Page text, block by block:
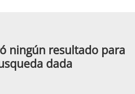
ningún resultado para
dada